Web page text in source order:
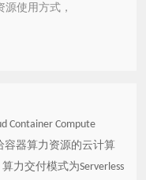
使用方式，
Container Compute
容器算力资源的云计算
力交付模式为Serverless